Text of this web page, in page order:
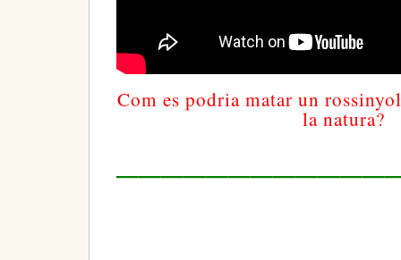
Com es podria matar un
la natura?